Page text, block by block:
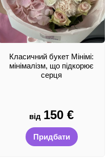
Класичний букет Мінімі:
мінімалізм, що підкорює
серця
від 150 €
Придбати